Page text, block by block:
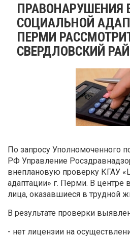
ПРАВОНАРУШЕНИЯ
СОЦИАЛЬНОЙ
ПЕРМИ
СВЕРДЛОВСКИЙ
По запросу Уполномоченного
РФ Управление
внеплановую проверку КГАУ
адаптации» г. Перми. В
лица, оказавшиеся в трудной
В результате проверки
- нет лицензии на